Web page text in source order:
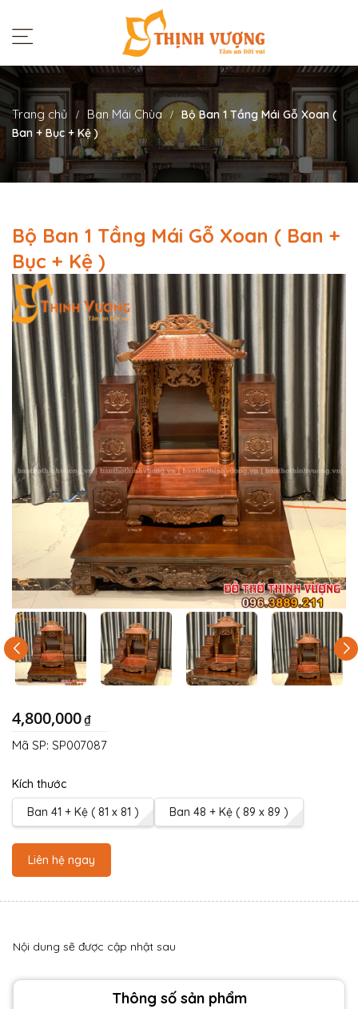
Trang chủ Ban Mái Chùa
Bộ Ban 1 Tầng Mái Gỗ Xoan (
Ban + Bục + Kệ )
Bộ Ban 1 Tầng Mái Gỗ Xoan ( Ban +
Bục + Kệ )
4,800,000₫
Kích thước
Ban 41 + Kệ ( 81 x 81 )
Ban 48 + Kệ ( 89 x 89 )
Liên hệ ngay
Mã SP: SP007087
Thông số sản phẩm
Nội dung sẽ được cập nhật sau